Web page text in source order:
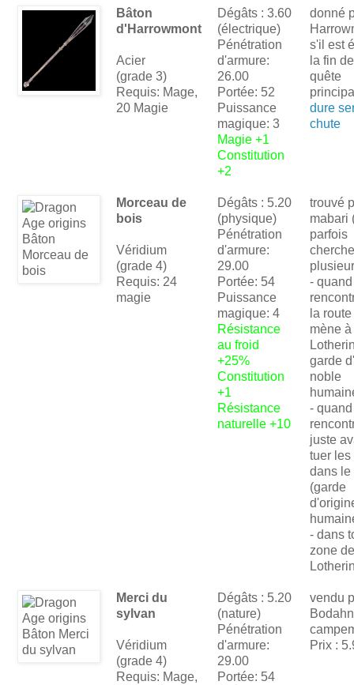
Bâton
d'Harrowmont
Acier
(grade 3)
Requis: Mage,
20 Magie
Dégâts : 3.60
(électrique)
Pénétration
d'armure:
26.00
Portée: 52
Puissance
magique: 3
Magie +1
Constitution
+2
donné
s'il est
la fin
quête
dure
chute
Morceau de
bois
Véridium
(grade 4)
Requis: 24
magie
Dégâts : 5.20
(physique)
Pénétration
d'armure:
29.00
Portée: 54
Puissance
magique: 4
Résistance
au froid
+25%
Constitution
+1
Résistance
naturelle +10
trouvé
mabari
parfois
-
la
mène à
garde
noble
-
juste
tuer les
dans le
(garde
- dans
zone de
Merci du
sylvan
Véridium
(grade 4)
Requis: Mage,
Dégâts : 5.20
(nature)
Pénétration
d'armure:
29.00
Portée: 54
vendu
Prix :